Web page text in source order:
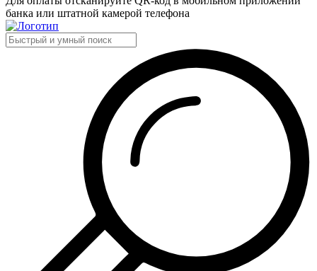
банка или штатной камерой телефона